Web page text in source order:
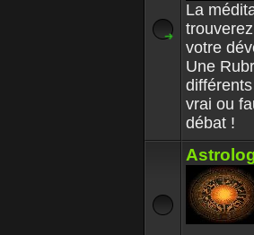
La
votre
Une
vrai ou
débat !